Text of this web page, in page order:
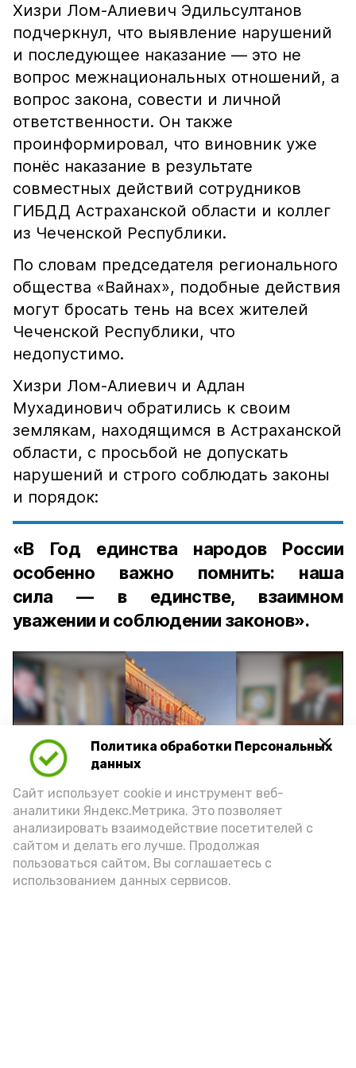
Политика обработки Персональных
данных
Сайт использует cookie и инструмент веб-
аналитики Яндекс.Метрика. Это позволяет
анализировать взаимодействие посетителей с
сайтом и делать его лучше. Продолжая
пользоваться сайтом, Вы соглашаетесь с
использованием данных сервисов.
Хизри Лом-Алиевич Эдильсултанов
подчеркнул, что выявление нарушений
и последующее наказание — это не
вопрос межнациональных отношений, а
вопрос закона, совести и личной
ответственности. Он также
проинформировал, что виновник уже
понёс наказание в результате
совместных действий сотрудников
ГИБДД Астраханской области и коллег
из Чеченской Республики.
По словам председателя регионального
общества «Вайнах», подобные действия
могут бросать тень на всех жителей
Чеченской Республики, что
недопустимо.
Хизри Лом-Алиевич и Адлан
Мухадинович обратились к своим
землякам, находящимся в Астраханской
области, с просьбой не допускать
нарушений и строго соблюдать законы
и порядок:
«В Год единства народов России
особенно важно помнить: наша
сила — в единстве, взаимном
уважении и соблюдении законов».
Play
Video
Видео: управление пресс-службы и информации
администрации губернатора АО